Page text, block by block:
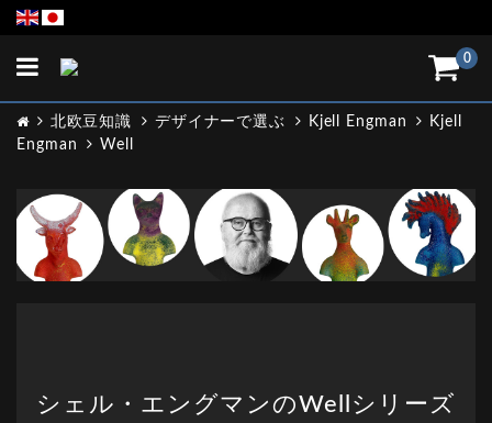
0
Toggle
北欧豆知識 デザイナーで選ぶ Kjell Engman
Kjell
Engman
Well
シェル・エングマンのWellシリーズ